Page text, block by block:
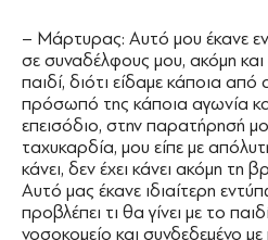
– Μάρτυρας: Αυτό μου έκανε
σε συναδέλφους μου, ακόμη
παιδί, διότι είδαμε κάποια
πρόσωπό της κάποια αγωνία
επεισόδιο, στην παρατήρησή
ταχυκαρδία, μου είπε με
κάνει, δεν έχει κάνει ακόμη τη
Αυτό μας έκανε ιδιαίτερη
προβλέπει τι θα γίνει με το
νοσοκομείο και συνδεδεμένο